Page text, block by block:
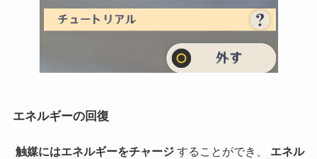
エネルギーの回復
触媒にはエネルギーをチャージ することができ、
エネル